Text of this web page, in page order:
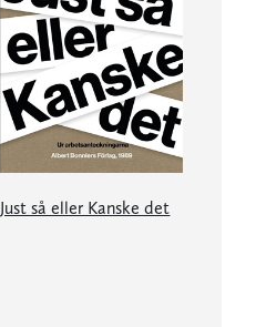
Just så eller Kanske det